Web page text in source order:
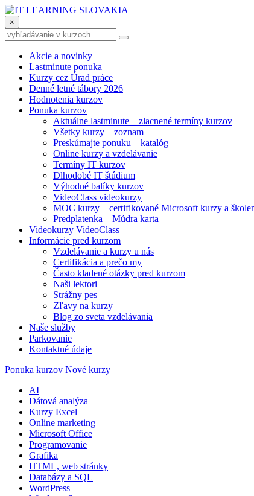
×
Akcie a novinky
Lastminute ponuka
Kurzy cez Úrad práce
Denné letné tábory 2026
Hodnotenia kurzov
Ponuka kurzov
Aktuálne lastminute – zlacnené termíny kurzov
Všetky kurzy – zoznam
Preskúmajte ponuku – katalóg
Online kurzy a vzdelávanie
Termíny IT kurzov
Dlhodobé IT štúdium
Výhodné balíky kurzov
VideoClass videokurzy
MOC kurzy – certifikované Microsoft kurzy a
Predplatenka – Múdra karta
Videokurzy VideoClass
Informácie pred kurzom
Vzdelávanie a kurzy u nás
Certifikácia a prečo my
Často kladené otázky pred kurzom
Naši lektori
Strážny pes
Zľavy na kurzy
Blog zo sveta vzdelávania
Naše služby
Parkovanie
Kontaktné údaje
Ponuka kurzov Nové kurzy
AI
Dátová analýza
Kurzy Excel
Online marketing
Microsoft Office
Programovanie
Grafika
HTML, web stránky
Databázy a SQL
WordPress